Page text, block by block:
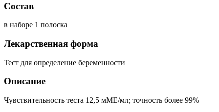
Состав
в наборе 1 полоска
Лекарственная форма
Тест для определение беременности
Описание
Чувствительность теста 12,5 мМЕ/мл; точность более 99%